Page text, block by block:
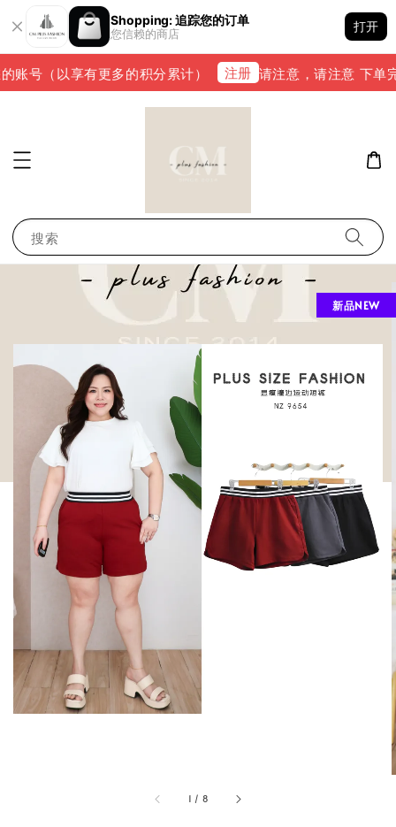
Shopping: 追踪您的订单
您信赖的商店
打开
号（以享有更多的积分累计） 注册 请注意，请注意 下单
搜索
1 / 8
新品NEW